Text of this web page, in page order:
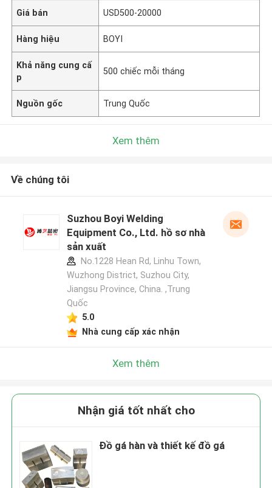
Giá bán USD500-20000
Hàng hiệu BOYI
Khả năng cung cấ
p
500 chiếc mỗi tháng
Nguồn gốc Trung Quốc
Xem thêm
Về chúng tôi
Suzhou Boyi Welding
Equipment Co., Ltd. hồ sơ nhà
sản xuất
No.1228 Hean Rd, Linhu Town,
Wuzhong District, Suzhou City,
Jiangsu Province, China. ,Trung
Quốc
5.0
Nhà cung cấp xác nhận
Xem thêm
Nhận giá tốt nhất cho
Đồ gá hàn và thiết kế đồ gá